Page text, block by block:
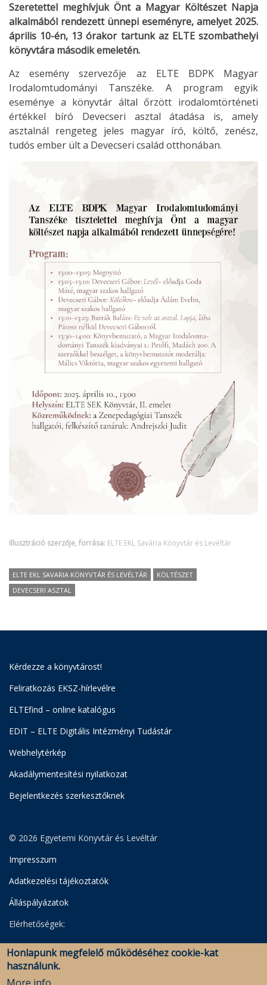
Szeretettel meghívjuk Önt a Magyar Költészet Napja
alkalmából rendezett ünnepi eseményre, amelyet 2025.
április 10-én, 13 órakor tartunk az ELTE szombathelyi
könyvtára második emeletén.
Az esemény szervezője az ELTE BDPK Magyar
Irodalomtudományi Tanszéke. A program egyik
eseménye a könyvtár által őrzött irodalomtörténeti
értékkel bíró Devecseri asztal átadása is, amely
asztalnál rengeteg jeles magyar író, költő, zenész,
tudós ember ült a Devecseri család otthonában.
Illusztráció szerzője, forrása: ELTE EKL Savária Könyvtár és Levéltár
ELTE EKL SAVARIA KÖNYVTÁR ÉS LEVÉLTÁR
KÖLTÉSZET
DEVECSERI ASZTAL
Kérdezze a könyvtárost!
Feliratkozás EKSZ-hírlevélre
ELTEfind – online katalógus
EDIT – ELTE Digitális Intézményi Tudástár
Webhelytérkép
Akadálymentesítési nyilatkozat
Bejelentkezés szerkesztőknek
© 2026 Egyetemi Könyvtár és Levéltár
Impresszum
Adatkezelési tájékoztatók
Álláspályázatok
Elérhetőségek:
Egyetemi Könyvtár
Levéltár
Savaria Könyvtár és Levéltár (Szombathely)
Honlapunk megfelelő működéséhez cookie-kat
használunk.